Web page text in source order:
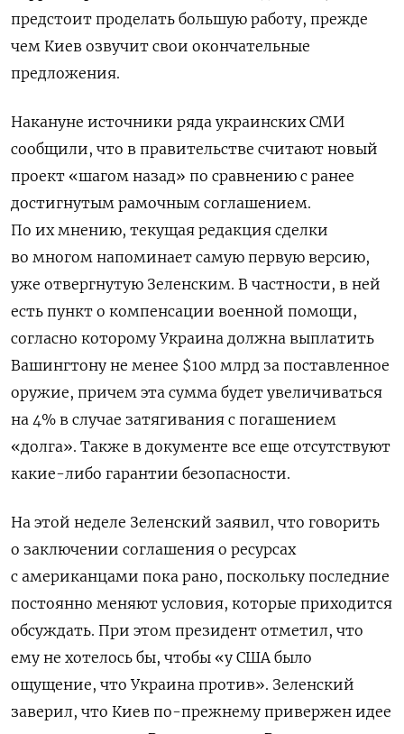
предстоит проделать большую работу, прежде
чем Киев озвучит свои окончательные
предложения.
Накануне источники ряда украинских СМИ
сообщили, что в правительстве считают новый
проект «шагом назад» по сравнению с ранее
достигнутым рамочным соглашением.
По их мнению, текущая редакция сделки
во многом напоминает самую первую версию,
уже отвергнутую Зеленским. В частности, в ней
есть пункт о компенсации военной помощи,
согласно которому Украина должна выплатить
Вашингтону не менее $100 млрд за поставленное
оружие, причем эта сумма будет увеличиваться
на 4% в случае затягивания с погашением
«долга». Также в документе все еще отсутствуют
какие-либо гарантии безопасности.
На этой неделе Зеленский заявил, что говорить
о заключении соглашения о ресурсах
с американцами пока рано, поскольку последние
постоянно меняют условия, которые приходится
обсуждать. При этом президент отметил, что
ему не хотелось бы, чтобы «у США было
ощущение, что Украина против». Зеленский
заверил, что Киев по-прежнему привержен идее